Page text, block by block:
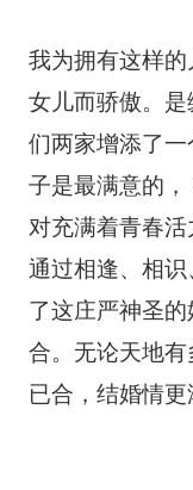
我为拥有这样
女儿而骄傲。
们两家增添了
子是最满意的
对充满着青春
通过相逢、相
了这庄严神圣
合。无论天地
已合，结婚情更